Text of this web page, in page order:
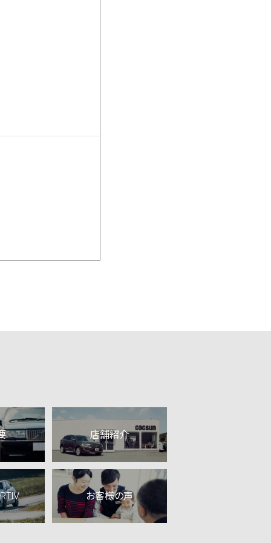
店舗紹介
お客様の声